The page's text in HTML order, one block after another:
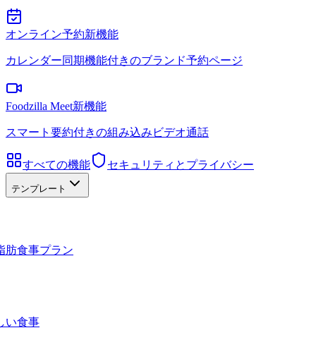
オンライン予約新機能
カレンダー同期機能付きのブランド予約ページ
Foodzilla Meet新機能
スマート要約付きの組み込みビデオ通話
すべての機能 セキュリティとプライバシー
テンプレート
肪食事プラン
い食事